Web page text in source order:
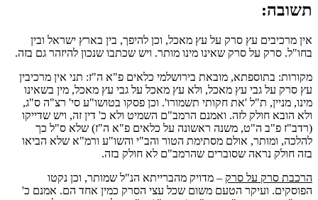
תשובה:
אין מרכיבים עץ סרק על עץ מאכל, וכן להיפך, בין בארץ ישראל ובין
בחו"ל. סרק על סרק שאינו מינו מותר. ויש שכתבו שנכון להיזהר גם בזה.
מקורות: בתוספתא, מובאת בירושלמי כלאים פ"א ה"ז: תני אין מרכיבין
עץ סרק על גבי עץ מאכל, ולא עץ מאכל על גבי עץ מאכל, מין בשאינו
מינו, מניין, ת"ל 'את חקותי תשמורו'. וכן פסקו בטושו"ע סי' רצ"ה ס"ג,
ולא הובא חולק לזה. ואמנם הרמב"ם השמיט ולא כ' דין זה, ויש שדייקו
(רדב"ז פ"ב ה"ט, משנה ראשונה על כלאים פ"א ה"ז) שלא ס"ל כך
להלכה, ומותר, אולם מסתימת הטור והב"י והשו"ע ורמ"א שלא הביאו
בזה חולק נראה שסוברים שהרמב"ם לא חולק בזה.
הרכבת סרק על סרק – מדויק מהברייתא הנ"ל שמותר, וכן נקטו
הפוסקים. ועיקר הטעם משום שכל עצי הסרק כמין אחד הם. אמנם כ'